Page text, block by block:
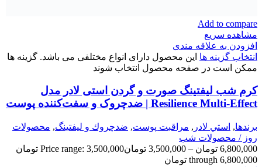
Add to compare
مشاهده سریع
افزودن به علاقه مندی
انتخاب گزینه ها این محصول دارای انواع مختلفی می باشد. گزینه ها
ممکن است در صفحه محصول انتخاب شوند
کرم شب لیفتینگ صورت و گردن استی لادر مدل
Resilience Multi-Effect | ضدچروک و سفت‌کننده پوست
برندها, استي لادر , مراقبت پوست, ضدچروك و ليفتينگ, محصولات
روز / محصولات شب
6,800,000 تومان –
3,500,000 تومان
Price range: 3,500,000 تومان
through 6,800,000 تومان